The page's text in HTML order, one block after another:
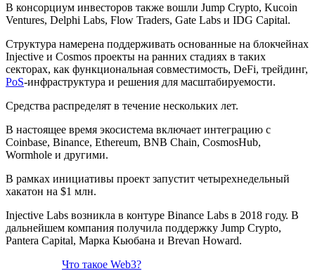
В консорциум инвесторов также вошли Jump Crypto, Kucoin
Ventures, Delphi Labs, Flow Traders, Gate Labs и IDG Capital.
Структура намерена поддерживать основанные на блокчейнах
Injective и Cosmos проекты на ранних стадиях в таких
секторах, как функциональная совместимость, DeFi, трейдинг,
PoS-инфраструктура и решения для масштабируемости.
Средства распределят в течение нескольких лет.
В настоящее время экосистема включает интеграцию с
Coinbase, Binance, Ethereum, BNB Chain, CosmosHub,
Wormhole и другими.
В рамках инициативы проект запустит четырехнедельный
хакатон на $1 млн.
Injective Labs возникла в контуре Binance Labs в 2018 году. В
дальнейшем компания получила поддержку Jump Crypto,
Pantera Capital, Марка Кьюбана и Brevan Howard.
Что такое Web3?